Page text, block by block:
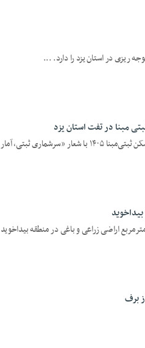
ریزی در استان یزد را دارد. ...
مبنا در تفت استان یزد
یزدفردا؛ مرحله آزمایشی سرشماری عمومی نفوس و مسکن ثبتی‌مبنا ۱۴۰۵ با شعار «سرشماری ثبتی، آمار
جهاد کشاورزی شهرستان تفت: ۲۰ هزار مترمربع اراضی زراعی و باغی در منطقه بیداخوید
برف